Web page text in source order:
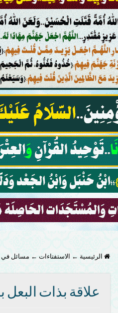
الرئيسية ← الاستفتاءات ← مسائل في
علاقة بذات البعل